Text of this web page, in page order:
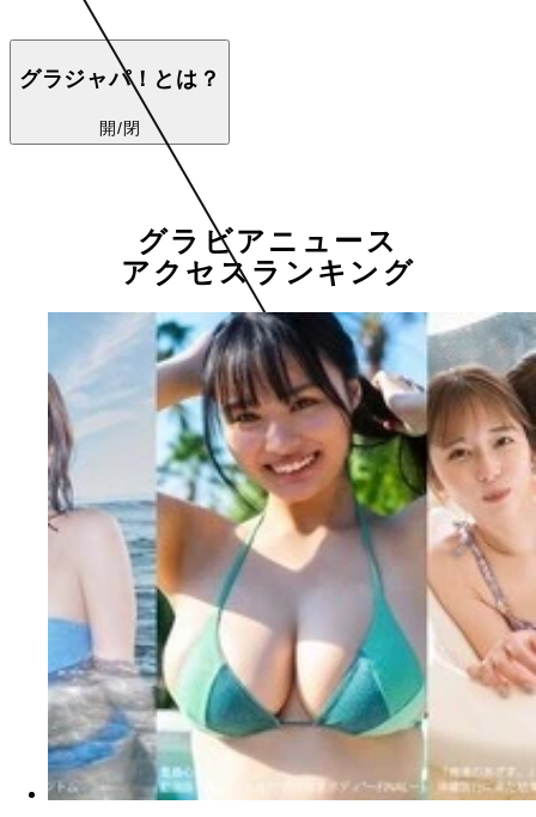
グラジャパ！とは？
開/閉
グラビアニュース
アクセスランキング